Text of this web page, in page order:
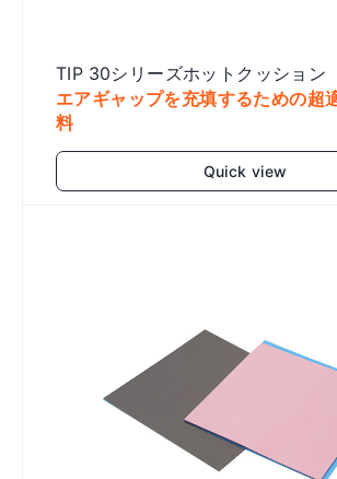
TIP 30シリーズホットクッション
エアギャップを充填するための超
料
Quick view